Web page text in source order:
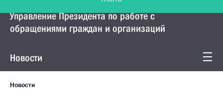
Управление Президента по работе с
обращениями граждан и организаций
Новости
Новости